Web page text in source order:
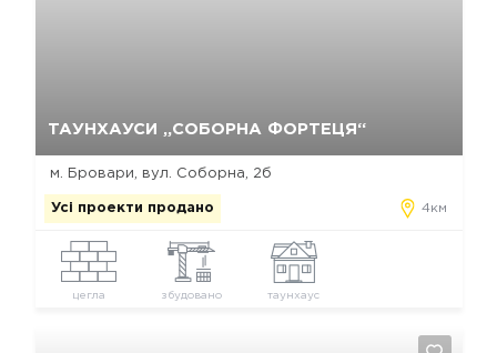
ТАУНХАУСИ „СОБОРНА ФОРТЕЦЯ“
м. Бровари, вул. Соборна, 2б
Усі проекти продано 4км
цегла збудовано таунхаус